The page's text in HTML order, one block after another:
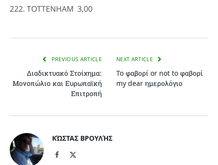
222. TOTTENHAM 3,00
PREVIOUS ARTICLE
Διαδικτυακό Στοίχημα:
Μονοπώλιο και Ευρωπαϊκή
Επιτροπή
NEXT ARTICLE
To φαβορί or not to φαβορί
my dear ημερολόγιο
ΚΏΣΤΑΣ ΒΡΟΥΛΉΣ
Facebook